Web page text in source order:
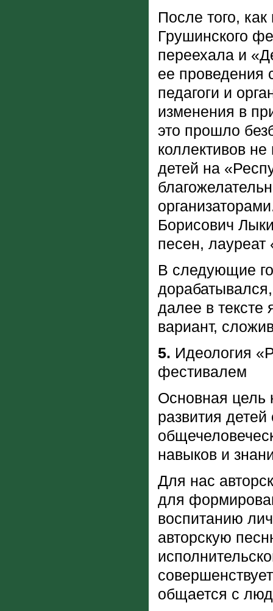
После того,
Грушинского
переехала и
ее проведения
педагоги и
изменения в
это прошло
коллективов
детей на
Борисович
песен, лауреат
В следующие
далее в тексте
вариант,
5. Идеология
фестивалем
Основная цель
развития
навыков и
Для нас
для
воспитанию
авторскую
общается с